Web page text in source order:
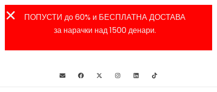
ПОПУСТИ до 60% и БЕСПЛАТНА ДОСТАВА
за нарачки над 1500 денари.